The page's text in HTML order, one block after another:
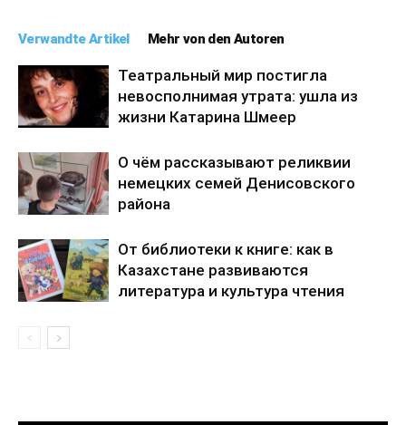
Verwandte Artikel Mehr von den Autoren
Театральный мир постигла
невосполнимая утрата: ушла из
жизни Катарина Шмеер
О чём рассказывают реликвии
немецких семей Денисовского
района
От библиотеки к книге: как в
Казахстане развиваются
литература и культура чтения